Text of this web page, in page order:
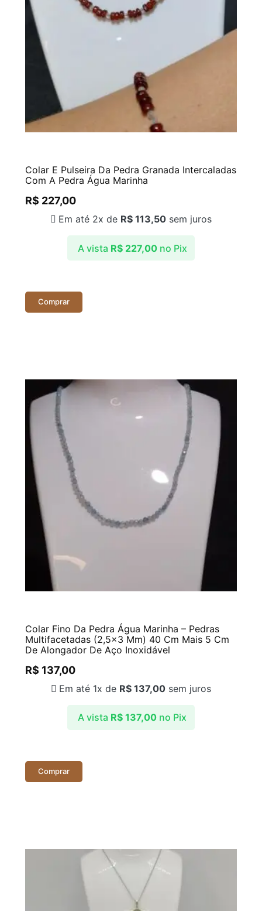
Colar E Pulseira Da Pedra Granada Intercaladas
Com A Pedra Água Marinha
R$ 227,00
A vista R$227,00 no Pix
Em até 2x de R$ 113,50 sem juros
Comprar
Colar Fino Da Pedra Água Marinha – Pedras
Multifacetadas (2,5×3 Mm) 40 Cm Mais 5 Cm
De Alongador De Aço Inoxidável
R$ 137,00
A vista R$ 137,00 no Pix
Em até 1x de R$ 137,00 sem juros
Comprar